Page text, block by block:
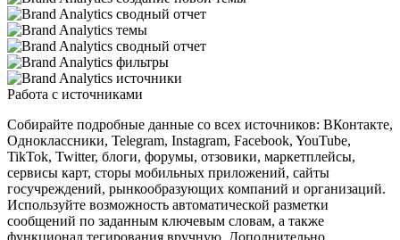
Работа с источниками
Собирайте подробные данные со всех источников: ВКонтакте,
Одноклассники, Telegram, Instagram, Facebook, YouTube,
TikTok, Twitter, блоги, форумы, отзовики, маркетплейсы,
сервисы карт, сторы мобильных приложений, сайты
госучреждений, рынкообразующих компаний и организаций.
Используйте возможность автоматической разметки
сообщений по заданным ключевым словам, а также
функционал тегирования вручную. Дополнительно